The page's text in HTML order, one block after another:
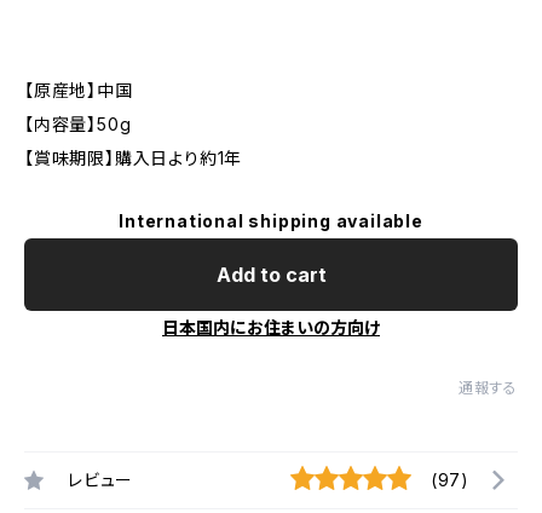
【原産地】中国
【内容量】50g
【賞味期限】購入日より約1年
International shipping available
Add to cart
日本国内にお住まいの方向け
通報する
レビュー (97)